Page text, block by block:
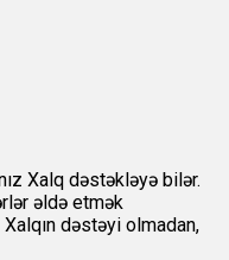
Xalq dəstəkləyə bilər.
əldə etmək
dəstəyi olmadan,